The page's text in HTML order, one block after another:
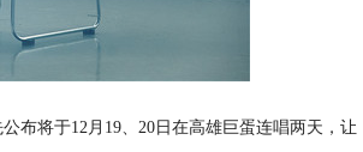
布将于12月 19、 20 日在高雄巨蛋连唱两天，让